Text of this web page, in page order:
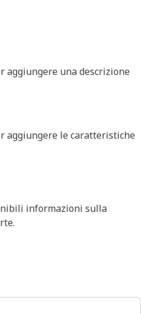
aggiungere una descrizione
aggiungere le caratteristiche
informazioni sulla